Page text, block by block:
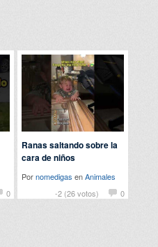
0
-2 (26 votos)
0
Ranas saltando sobre la
cara de niños
Pornomedigas enAnimales